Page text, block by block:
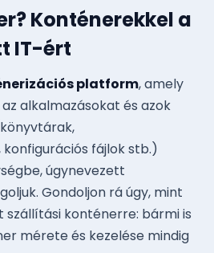
Konténerekkel a
IT-ért
platform, amely
alkalmazásokat és azok
fájlok stb.)
úgynevezett
Gondoljon rá úgy, mint
konténerre: bármi is
mérete és kezelése mindig